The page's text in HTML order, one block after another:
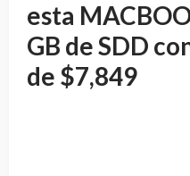
esta
GB de SDD
de $7,849